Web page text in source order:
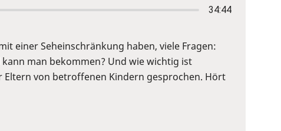
34:44
einer Seheinschränkung haben, viele Fragen:
man bekommen? Und wie wichtig ist
von betroffenen Kindern gesprochen. Hört